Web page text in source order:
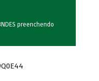
preenchendo